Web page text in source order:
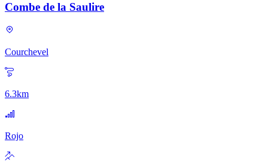
Combe de la Saulire
Courchevel
6.3km
Rojo